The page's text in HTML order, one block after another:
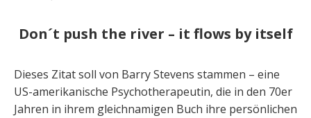
Don´t push the river – it flows by itself
Dieses Zitat soll von Barry Stevens stammen – eine
US-amerikanische Psychotherapeutin, die in den 70er
Jahren in ihrem gleichnamigen Buch ihre persönlichen